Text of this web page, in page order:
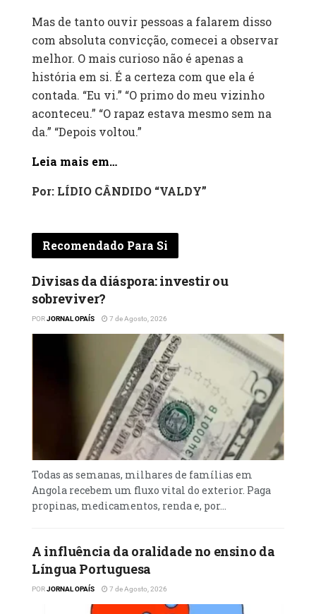
Mas de tanto ouvir pessoas a falarem disso
com absoluta convicção, comecei a observar
melhor. O mais curioso não é apenas a
história em si. É a certeza com que ela é
contada. “Eu vi.” “O primo do meu vizinho
aconteceu.” “O rapaz estava mesmo sem na
da.” “Depois voltou.”
Leia mais em…
Por: LÍDIO CÂNDIDO “VALDY”
Recomendado Para Si
Divisas da diáspora: investir ou
sobreviver?
PORJORNAL OPAÍS 7 de Agosto, 2026
Todas as semanas, milhares de famílias em
Angola recebem um fluxo vital do exterior. Paga
propinas, medicamentos, renda e, por...
A influência da oralidade no ensino da
Língua Portuguesa
PORJORNAL OPAÍS 7 de Agosto, 2026